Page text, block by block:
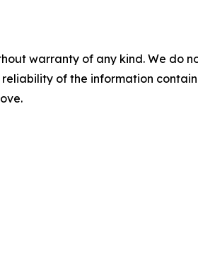
warranty of any kind. We
of the information